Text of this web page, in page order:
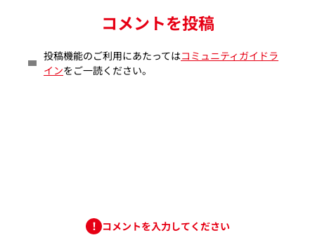
コメントを投稿
投稿機能のご利用にあたってはコミュニティガイドラ
インをご一読ください。
コメントを入力してください